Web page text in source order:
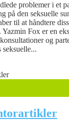
problemer i et
på den seksuelle
til at håndtere
Fox er en
og
seksuelle...